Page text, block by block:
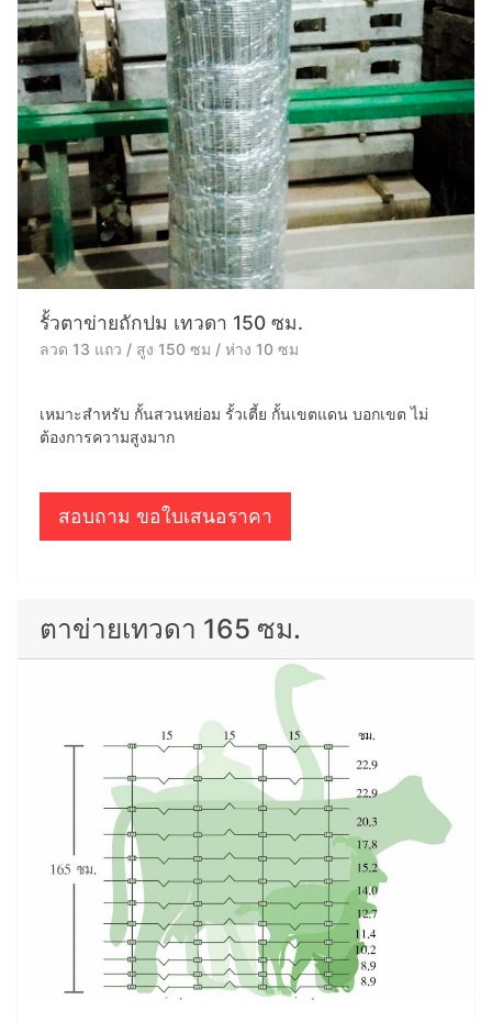
รั้วตาข่ายถักปม เทวดา 150 ซม.
ลวด 13 แถว / สูง 150 ซม / ห่าง 10 ซม
เหมาะสำหรับ กั้นสวนหย่อม รั้วเตี้ย กั้นเขตแดน บอกเขต ไม่
ต้องการความสูงมาก
สอบถาม ขอใบเสนอราคา
ตาข่ายเทวดา 165 ซม.